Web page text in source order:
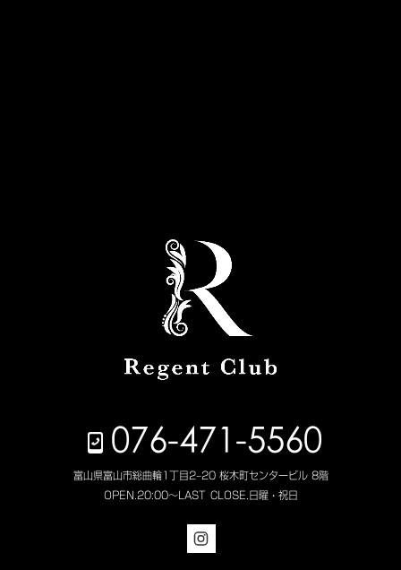
076-471-5560
富山県富山市総曲輪1丁目2−20 桜木町センタービル 8階
OPEN. 20:00～LAST CLOSE. 日曜・祝日